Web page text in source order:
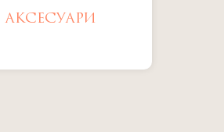
АКСЕСУАРИ